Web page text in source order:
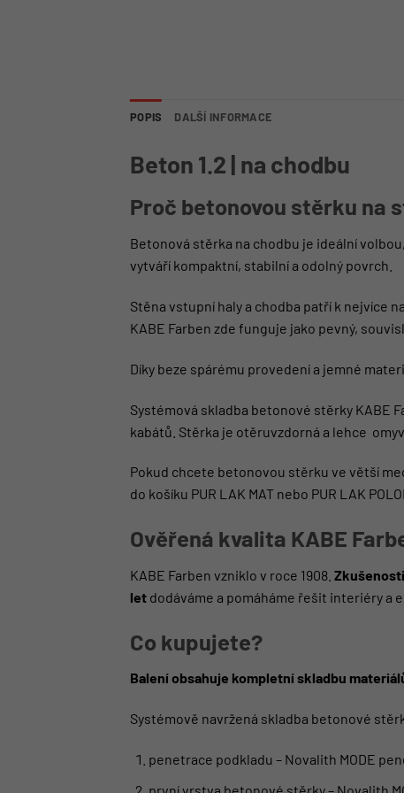
POPIS DALŠÍ INFORMACE
Beton 1.2 | na chodbu
Proč betonovou stěrku na
Betonová stěrka na chodbu je ideální
vytváří kompaktní, stabilní a odolný povrch.
Stěna vstupní haly a chodba patří k nejvíce
KABE Farben zde funguje jako pevný,
Díky beze spárému provedení a jemné
Systémová skladba betonové stěrky KABE
kabátů. Stěrka je otěruvzdorná a lehce
Pokud chcete betonovou stěrku ve větší
do košíku PUR LAK MAT nebo PUR LAK
Ověřená kvalita KABE
KABE Farben vzniklo v roce 1908.
let dodáváme a pomáháme řešit interiéry a
Co kupujete?
Balení obsahuje kompletní skladbu
Systémově navržená skladba betonové
penetrace podkladu – Novalith MODE
první vrstva betonové stěrky – Novalith